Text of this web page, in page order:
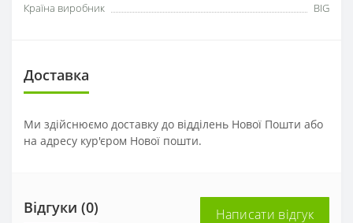
Країна виробник
BIG
Доставка
Ми здійснюємо доставку до відділень Нової Пошти або
на адресу кур'єром Нової пошти.
Відгуки (0) Написати відгук